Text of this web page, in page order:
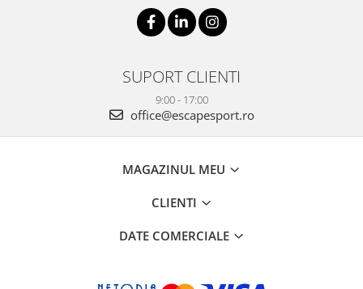
SUPORT CLIENTI
9:00 - 17:00
office@escapesport.ro
MAGAZINUL MEU
CLIENTI
DATE COMERCIALE